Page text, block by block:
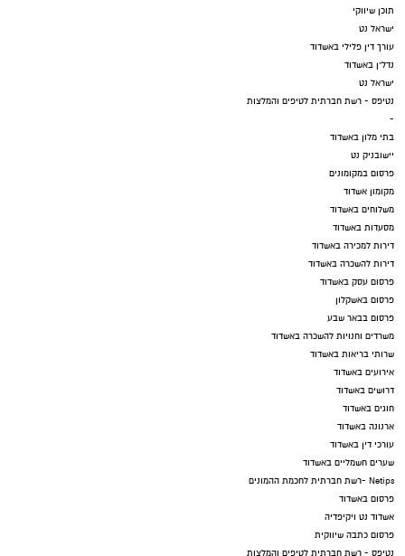
תוכן שיווקי
ישראל נט
עורך דין פלילי באשדוד
נדל"ן באשדוד
ישראל נט
נטיפס - רשת חברתית לטיפים והמלצות
-
בתי מלון באשדוד
יישובניק נט
פרסום במקומונים
מקומון אשדוד
משלוחים באשדוד
מסעדות באשדוד
דירות למכירה באשדוד
דירות להשכרה באשדוד
פרסום עסק באשדוד
פרסום באשקלון
פרסום בבאר שבע
משרדים וחנויות להשכרה באשדוד
שרותי בריאות באשדוד
אירועים באשדוד
דרושים באשדוד
חוגים באשדוד
ארנונה באשדוד
עורכי דין באשדוד
שערים חשמליים באשדוד
Netips -רשת חברתית לחכמת ההמונים
פרסום באשדוד
אשדוד נט ויקיפדיה
פרסום כתבה שיווקית
נטיפס - רשת חברתית לטיפים והמלצות